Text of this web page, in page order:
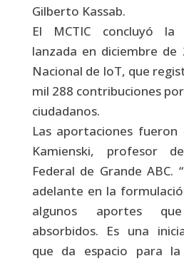
Gilberto Kassab.
El MCTIC concluyó la
lanzada en diciembre de
Nacional de IoT, que
mil 288 contribuciones
ciudadanos.
Las aportaciones fueron
Kamienski, profesor
Federal de Grande ABC.
adelante en la
algunos aportes
absorbidos. Es una
que da espacio para